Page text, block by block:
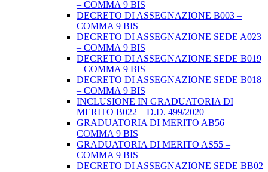
– COMMA 9 BIS
DECRETO DI ASSEGNAZIONE B003 –
COMMA 9 BIS
DECRETO DI ASSEGNAZIONE SEDE A023
– COMMA 9 BIS
DECRETO DI ASSEGNAZIONE SEDE B019
– COMMA 9 BIS
DECRETO DI ASSEGNAZIONE SEDE B018
– COMMA 9 BIS
INCLUSIONE IN GRADUATORIA DI
MERITO B022 – D.D. 499/2020
GRADUATORIA DI MERITO AB56 –
COMMA 9 BIS
GRADUATORIA DI MERITO AS55 –
COMMA 9 BIS
DECRETO DI ASSEGNAZIONE SEDE BB02